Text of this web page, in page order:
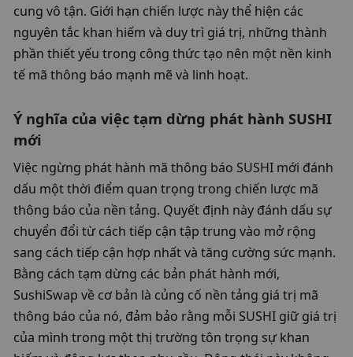
cung vô tận. Giới hạn chiến lược này thể hiện các
nguyên tắc khan hiếm và duy trì giá trị, những thành
phần thiết yếu trong công thức tạo nên một nền kinh
tế mã thông báo mạnh mẽ và linh hoạt.
Ý nghĩa của việc tạm dừng phát hành SUSHI
mới
Việc ngừng phát hành mã thông báo SUSHI mới đánh
dấu một thời điểm quan trọng trong chiến lược mã
thông báo của nền tảng. Quyết định này đánh dấu sự
chuyển đổi từ cách tiếp cận tập trung vào mở rộng
sang cách tiếp cận hợp nhất và tăng cường sức mạnh.
Bằng cách tạm dừng các bản phát hành mới,
SushiSwap về cơ bản là củng cố nền tảng giá trị mã
thông báo của nó, đảm bảo rằng mỗi SUSHI giữ giá trị
của mình trong một thị trường tôn trọng sự khan